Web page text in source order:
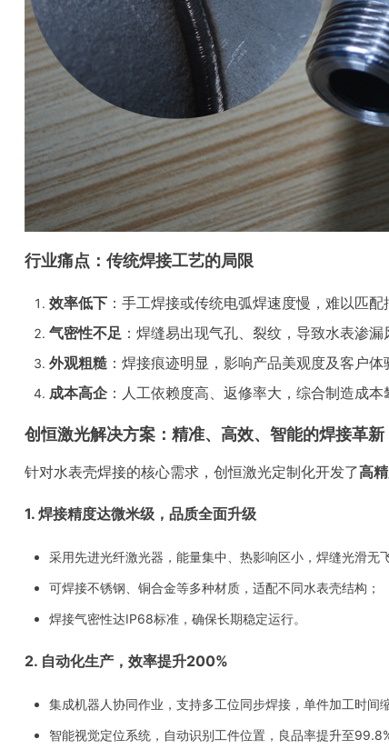
行业痛点：传统焊接工艺的局限
效率低下 ：手工焊接或传统电弧焊速度慢，难以匹配
气密性不足 ：焊缝易出现气孔、裂纹，导致水表渗漏
外观粗糙 ：焊接痕迹明显，影响产品美观度及客户体
成本高企 ：人工依赖度高、返修率大，综合制造成本
创恒激光解决方案：精准、高效、智能的焊接革新
针对水表壳焊接的核心需求，创恒激光定制化开发了高
1. 焊接精度达微米级，品质全面升级
采用先进光纤激光器，能量集中、热影响区小，焊缝光滑无
可焊接不锈钢、铜合金等多种材质，适配不同水表壳结构；
焊接气密性达IP68标准，确保长期稳定运行。
2. 自动化生产，效率提升200%
集成机器人协同作业，支持多工位同步焊接，单件加工时间
智能视觉定位系统，自动识别工件位置，良品率提升至